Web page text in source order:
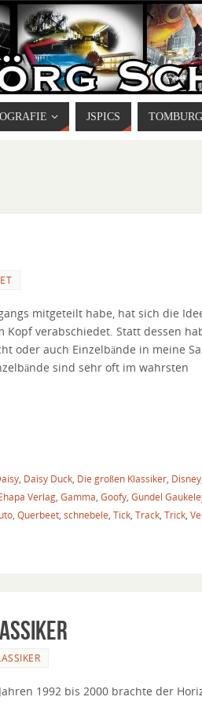
JSPICS
mitgeteilt habe, hat sich die
Kopf verabschiedet. Statt dessen
oder auch Einzelbände in meine
sind sehr oft im wahrsten
Daisy Duck Die großen Klassiker Disney
Verlag Gamma Goofy Gundel
Querbeet schnebele Tick Track Trick
1992 bis 2000 brachte der